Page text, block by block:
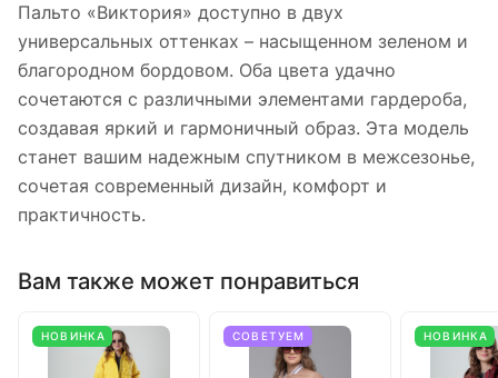
Пальто «Виктория» доступно в двух
универсальных оттенках – насыщенном зеленом и
благородном бордовом. Оба цвета удачно
сочетаются с различными элементами гардероба,
создавая яркий и гармоничный образ. Эта модель
станет вашим надежным спутником в межсезонье,
сочетая современный дизайн, комфорт и
практичность.
Вам также может понравиться
НОВИНКА СОВЕТУЕМ НОВИНКА